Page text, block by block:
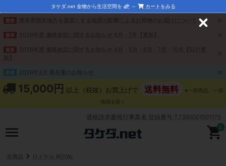
重要 熊本県熊本地方を震源とする地震の影響によるお荷物のお届けについて
重要 2026年度 価格改定に関するお知らせ 6月・7月【更新】
重要
2026年度 価格改定に関するお知らせ 4月・5月・6月・7月・10月【5/21更
新】
新着 2026年2月 新在庫のお知らせ
タケダ.net 金物から生活空間を ～ カートをみる
15,000円 以上（税抜）お買上げで 送料無料
※一部商品、一部
地域を除く
適格請求書発行事業者 登録番号:T7390001001175
0
全商品 ロイヤル ROYAL
C
s